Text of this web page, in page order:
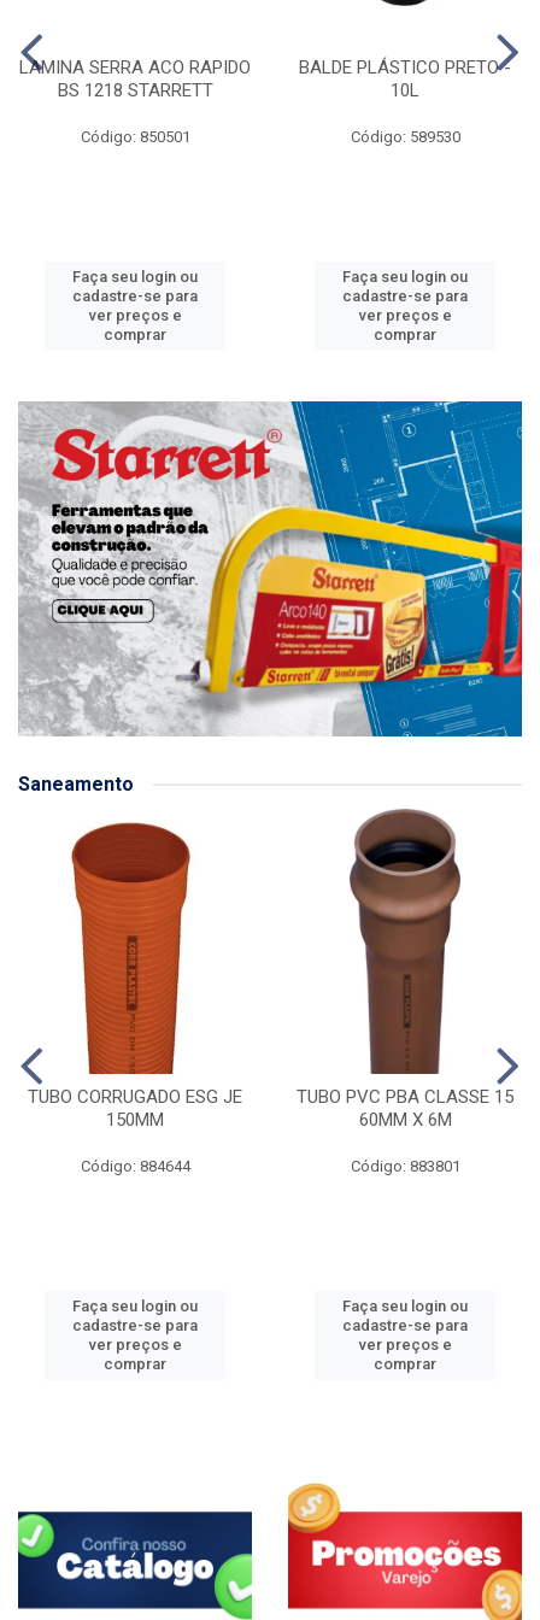
LAMINA SERRA ACO RAPIDO
BS 1218 STARRETT
Código: 850501
Faça seu login ou
cadastre-se para
ver preços e
comprar
BALDE PLÁSTICO PRETO -
10L
Código: 589530
Faça seu login ou
cadastre-se para
ver preços e
comprar
Saneamento
TUBO CORRUGADO ESG JE
150MM
Código: 884644
Faça seu login ou
cadastre-se para
ver preços e
comprar
TUBO PVC PBA CLASSE 15
60MM X 6M
Código: 883801
Faça seu login ou
cadastre-se para
ver preços e
comprar